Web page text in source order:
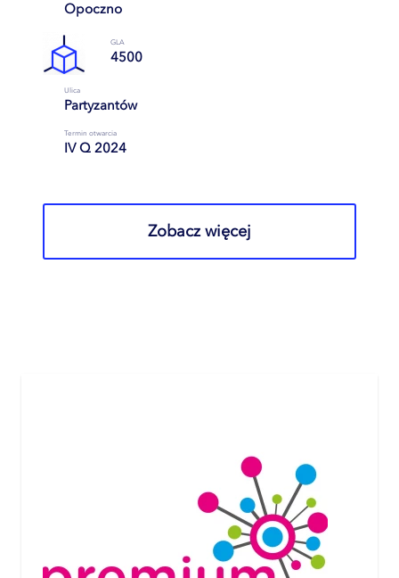
Opoczno
GLA
4500
Ulica
Partyzantów
Termin otwarcia
IV Q 2024
Zobacz więcej